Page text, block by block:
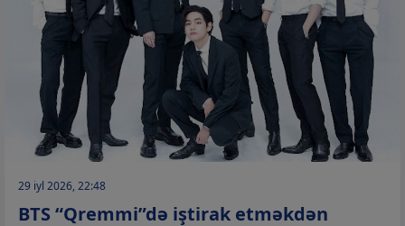
29 iyl 2026, 22:48
BTS “Qremmi”də iştirak etməkdən